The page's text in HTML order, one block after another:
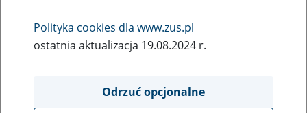
Rodzaj wydarzenia
Szkolenia
Obszar merytoryczny
obsługa klientów
Polityka cookies dla www.zus.pl
ostatnia aktualizacja 19.08.2024 r.
Odrzuć opcjonalne